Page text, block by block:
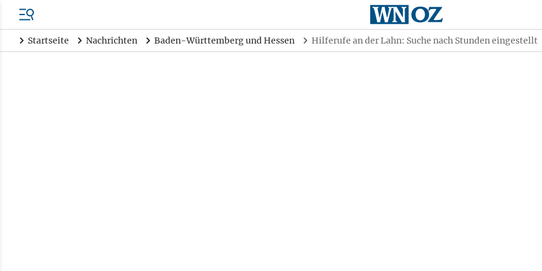
Startseite Nachrichten Baden-Württemberg und Hessen Hilferufe an der Lahn: Suche nach Stunden eingestellt